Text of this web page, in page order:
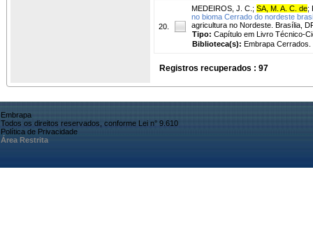
20.
MEDEIROS, J. C. ; SA, M. A. C. de;
no bioma Cerrado do nordeste
agricultura no Nordeste. Brasília,
Tipo: Capítulo em Livro Técnico-
Biblioteca(s): Embrapa Cerrados.
Registros recuperados : 97
Embrapa
Todos os direitos reservados, conforme Lei n° 9.610
Política de Privacidade
Área Restrita